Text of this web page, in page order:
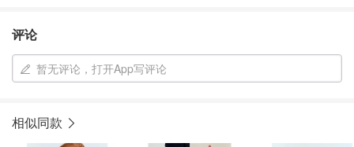
评论
暂无评论，打开App写评论
相似同款